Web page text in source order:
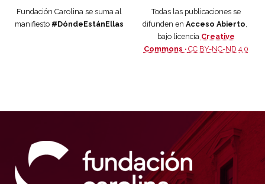
Fundación Carolina se suma al
manifiesto #DóndeEstánEllas
Todas las publicaciones se
difunden en Acceso Abierto,
bajo licencia Creative
Commons · CC BY-NC-ND 4.0